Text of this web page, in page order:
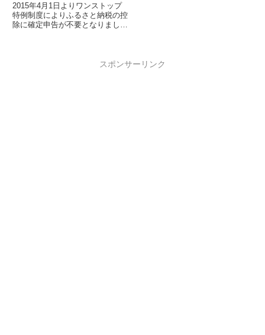
2015年4月1日よりワンストップ
特例制度によりふるさと納税の控
除に確定申告が不要となりました
スポンサーリンク